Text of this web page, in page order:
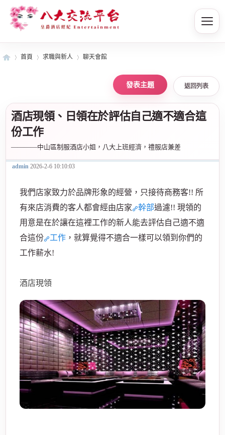
首頁 求職與新人 聊天會館
返回列表
酒店現領、日領在於評估自己適不適合這
份工作
————中山區制服酒店小姐，八大上班經濟，禮服店兼差
admin 2026-2-6 10:10:03
我們店家致力於品牌形象的經營，只接待商務客!! 所
有來店消費的客人都會經由店家
幹部過濾!! 現領的
用意是在於讓在這裡工作的新人能去評估自己適不適
合這份
工作 ，就算覺得不適合一樣可以領到你們的
工作薪水!
酒店現領